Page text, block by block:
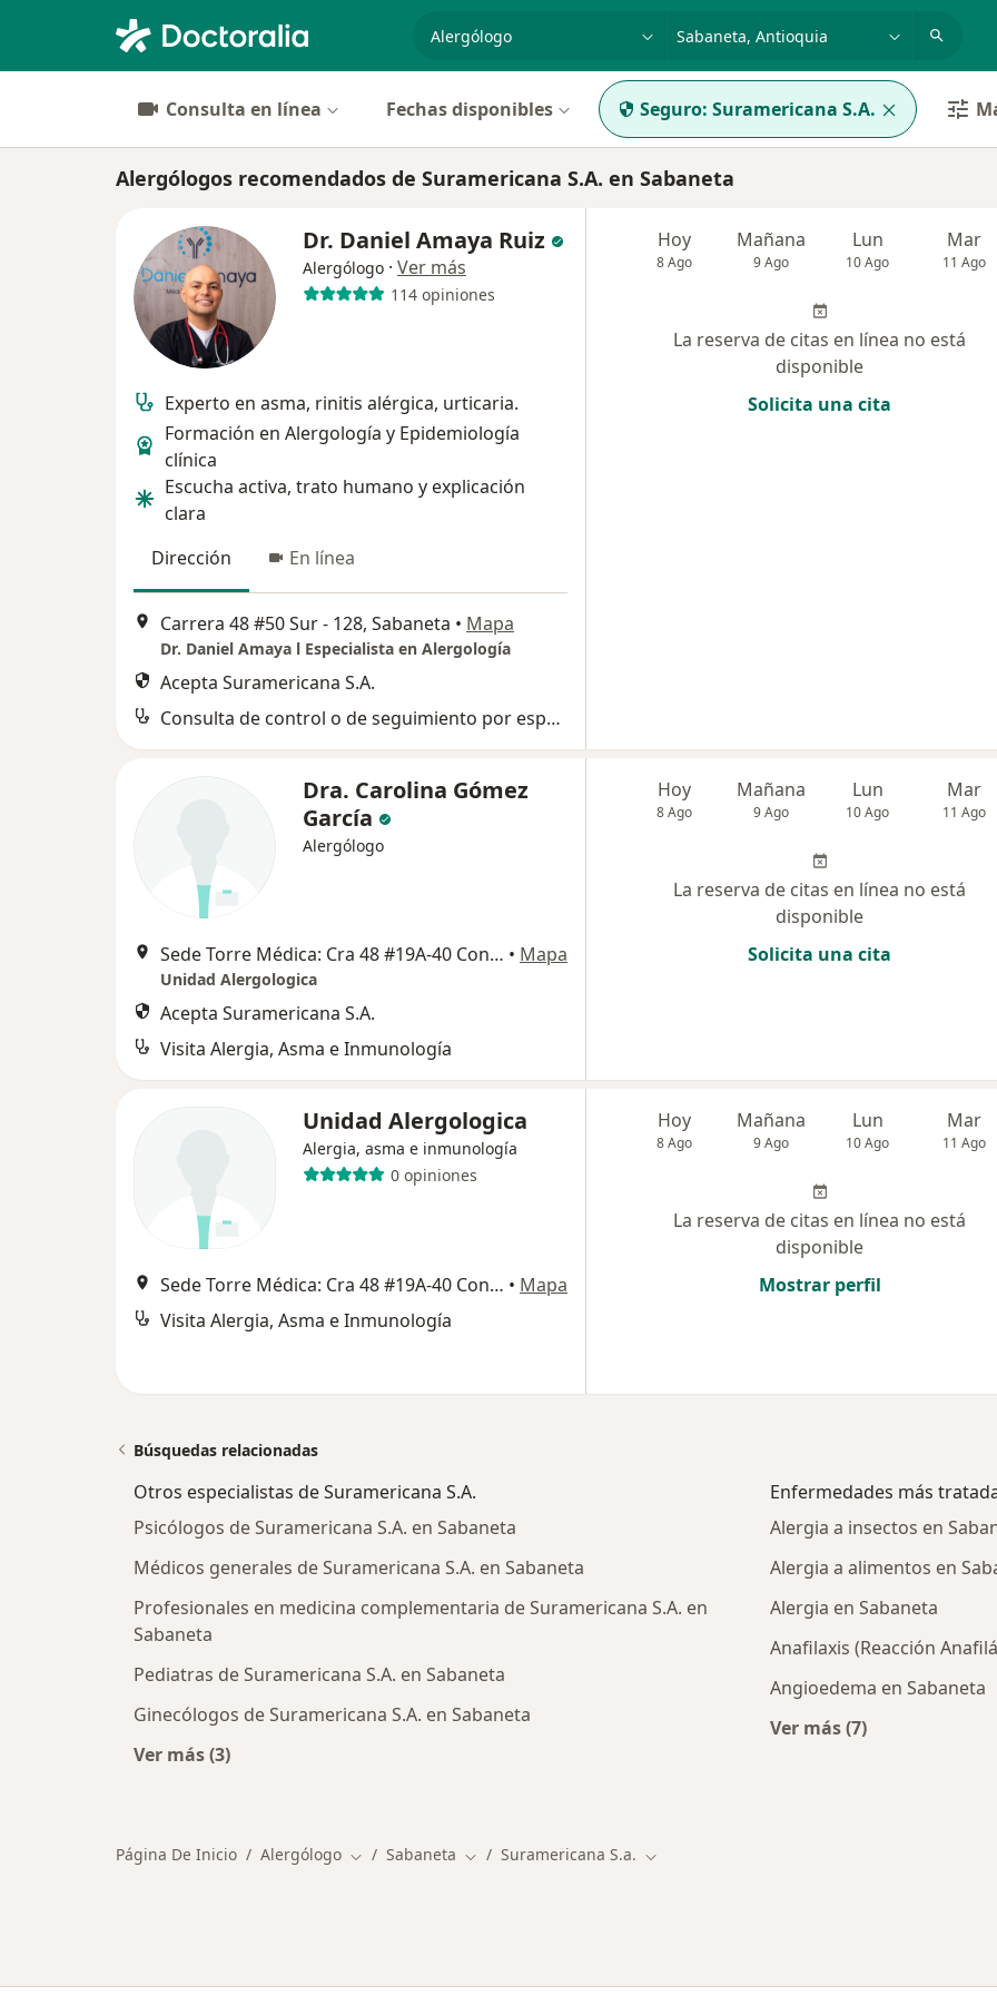
especialidad, enfermedad o nombre
Consulta en línea Fechas disponibles Seguro: Suramericana S.A.
Alergólogos recomendados de Suramericana S.A. en Sabaneta
Dr. Daniel Amaya Ruiz
Alergólogo · Ver más
114 opiniones
Experto en asma, rinitis alérgica, urticaria.
Formación en Alergología y Epidemiología
clínica
Escucha activa, trato humano y explicación
clara
Dirección
En línea
Carrera 48 #50 Sur - 128, Sabaneta • Mapa
Dr. Daniel Amaya l Especialista en Alergología
Acepta Suramericana S.A.
Consulta de control o de seguimiento por especialista en Alergología
Hoy
8 Ago
Mañana
9 Ago
Lun
10 Ago
Mar
11 Ago
La reserva de citas en línea no está
disponible
Solicita una cita
Dra. Carolina Gómez
García
Alergólogo
Sede Torre Médica: Cra 48 #19A-40 Cons. 1414, Torre Médica Ciudad del Río Sede Salud y Servicios: Cll 19A #44-25 Cons. 2, Medellín • Mapa
Unidad Alergologica
Acepta Suramericana S.A.
Visita Alergia, Asma e Inmunología
Hoy
8 Ago
Mañana
9 Ago
Lun
10 Ago
Mar
11 Ago
La reserva de citas en línea no está
disponible
Solicita una cita
Unidad Alergologica
Alergia, asma e inmunología
0 opiniones
Sede Torre Médica: Cra 48 #19A-40 Cons. 1414, Torre Médica Ciudad del Río Sede Salud y Servicios: Cll 19A #44-25 Cons. 2, Medellín • Mapa
Visita Alergia, Asma e Inmunología
Hoy
8 Ago
Mañana
9 Ago
Lun
10 Ago
Mar
11 Ago
La reserva de citas en línea no está
disponible
Mostrar perfil
Búsquedas relacionadas
Otros especialistas de Suramericana S.A.
Psicólogos de Suramericana S.A. en Sabaneta
Médicos generales de Suramericana S.A. en Sabaneta
Profesionales en medicina complementaria de Suramericana S.A. en
Sabaneta
Pediatras de Suramericana S.A. en Sabaneta
Ginecólogos de Suramericana S.A. en Sabaneta
Ver más (3)
Enfermedades más
Alergia a insectos en
Alergia a alimentos en
Alergia en Sabaneta
Anafilaxis (Reacción
Angioedema en Sabaneta
Ver más (7)
Página De Inicio Alergólogo Cambiar de ciudad
Sabaneta Cambiar de ciudad
Suramericana S.a. Cambiar de ciudad